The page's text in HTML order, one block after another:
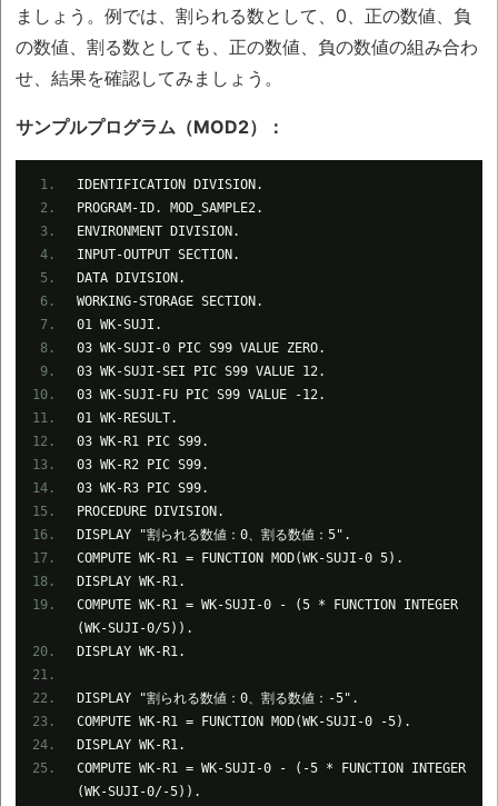
ましょう。例では、割られる数として、0、正の数値、負
の数値、割る数としても、正の数値、負の数値の組み合わ
せ、結果を確認してみましょう。
サンプルプログラム（MOD2）：
IDENTIFICATION DIVISION.
PROGRAM-ID. MOD_SAMPLE2.
ENVIRONMENT DIVISION.
INPUT-OUTPUT SECTION.
DATA DIVISION.
WORKING-STORAGE SECTION.
01 WK-SUJI.
03 WK-SUJI-0 PIC S99 VALUE ZERO.
03 WK-SUJI-SEI PIC S99 VALUE 12.
03 WK-SUJI-FU PIC S99 VALUE -12.
01 WK-RESULT.
03 WK-R1 PIC S99.
03 WK-R2 PIC S99.
03 WK-R3 PIC S99.
PROCEDURE DIVISION.
DISPLAY "割られる数値：0、割る数値：5".
COMPUTE WK-R1 = FUNCTION MOD(WK-SUJI-0 5).
DISPLAY WK-R1.
COMPUTE WK-R1 = WK-SUJI-0 - (5 * FUNCTION INTEGER
(WK-SUJI-0/5)).
DISPLAY WK-R1.
DISPLAY "割られる数値：0、割る数値：-5".
COMPUTE WK-R1 = FUNCTION MOD(WK-SUJI-0 -5).
DISPLAY WK-R1.
COMPUTE WK-R1 = WK-SUJI-0 - (-5 * FUNCTION INTEGER
(WK-SUJI-0/-5)).